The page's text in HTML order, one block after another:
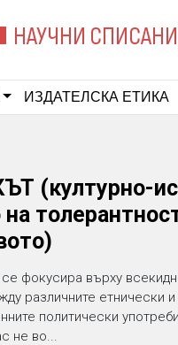
НАУЧНИ
ИЗДАТЕЛСКА ЕТИКА
(културно-
фокусира върху
различните етнически
политически
не во...